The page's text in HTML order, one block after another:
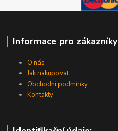
Informace pro zákazníky
O nás
Jak nakupovat
Obchodní podmínky
Kontakty